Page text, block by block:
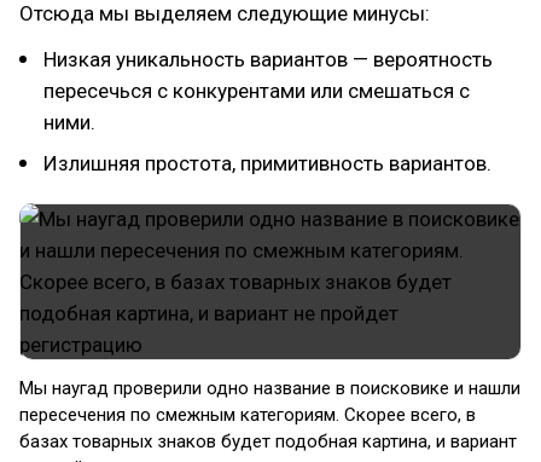
Отсюда мы выделяем следующие минусы:
Низкая уникальность вариантов — вероятность
пересечься с конкурентами или смешаться с
ними.
Излишняя простота, примитивность вариантов.
Мы наугад проверили одно название в поисковике и нашли
пересечения по смежным категориям. Скорее всего, в
базах товарных знаков будет подобная картина, и вариант